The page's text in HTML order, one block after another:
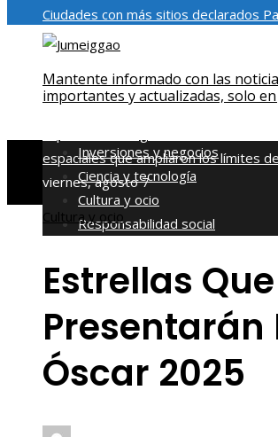
Ciudades con más sitios declarados
Humanidad y su importancia
la inversión productiva y reducir la
en Bosnia y Herzegovina
La gran
espaciales que ampliaron los límites
viernes, agosto 7
Mantente informado con las
importantes y actualizadas, solo
Inversiones y negocios
Ciencia y tecnología
Cultura y ocio
Responsabilidad social
Cultura y ocio
Estrellas Que
Presentarán
Óscar 2025